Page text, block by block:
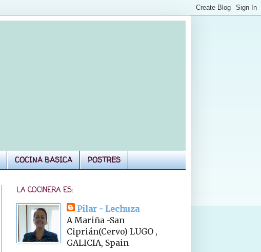
COCINA BASICA POSTRES
LA COCINERA ES:
Pilar - Lechuza
A Mariña -San
Ciprián(Cervo) LUGO ,
GALICIA, Spain